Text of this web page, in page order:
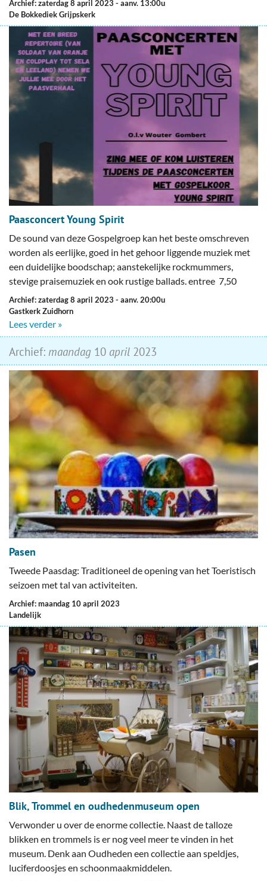
Archief: zaterdag 8 april 2023 - aanv. 13:00u
De Bokkediek Grijpskerk
Paasconcert Young Spirit
De sound van deze Gospelgroep kan het beste omschreven
worden als eerlijke, goed in het gehoor liggende muziek met
een duidelijke boodschap; aanstekelijke rockmummers,
stevige praisemuziek en ook rustige ballads. entree 7,50
Archief: zaterdag 8 april 2023 - aanv. 20:00u
Gastkerk Zuidhorn
Lees verder »
Archief: maandag 10 april 2023
Pasen
Tweede Paasdag: Traditioneel de opening van het Toeristisch
seizoen met tal van activiteiten.
Archief: maandag 10 april 2023
Landelijk
Blik, Trommel en oudhedenmuseum open
Verwonder u over de enorme collectie. Naast de talloze
blikken en trommels is er nog veel meer te vinden in het
museum. Denk aan Oudheden een collectie aan speldjes,
luciferdoosjes en schoonmaakmiddelen.